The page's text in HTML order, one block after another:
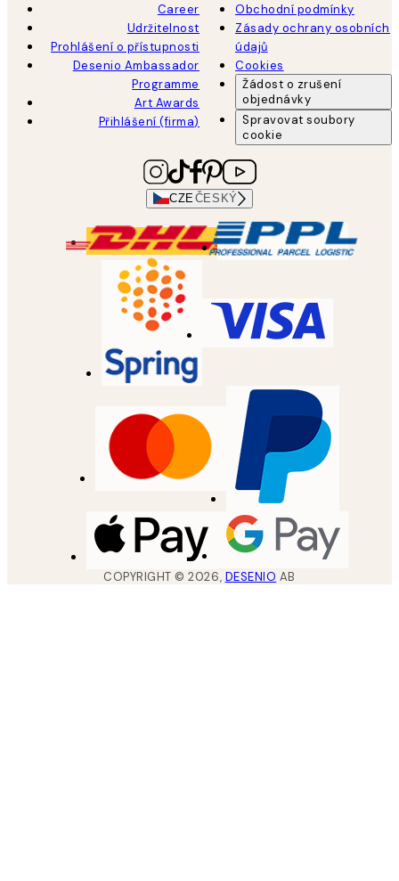
Career
Udržitelnost
Prohlášení o přístupnosti
Desenio Ambassador
Programme
Art Awards
Přihlášení (firma)
Obchodní podmínky
Zásady ochrany osobních
údajů
Cookies
Žádost o zrušení
objednávky
Spravovat soubory
cookie
CZEČESKÝ
COPYRIGHT ©2026, DESENIO AB